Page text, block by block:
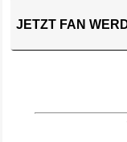
JETZT FAN